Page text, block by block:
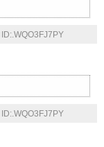
ID:.WQO3FJ7PY
ID:.WQO3FJ7PY